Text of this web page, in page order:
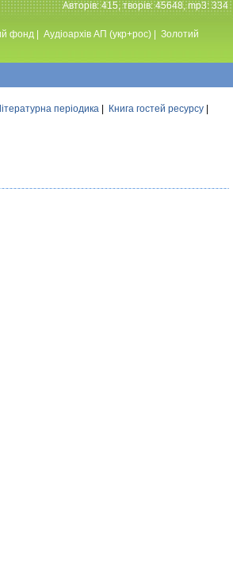
Авторiв: 415, творiв: 45648, mp3: 334
фонд Аудiоархiв АП (укр+рос)
Золотий
періодика Книга гостей ресурсу